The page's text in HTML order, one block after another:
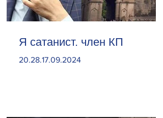
Я сатанист. член КП
20.28.17.09.2024